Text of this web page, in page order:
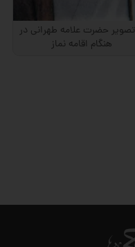
تصویر حضرت علامه طهرانی در
هنگام اقامه نماز